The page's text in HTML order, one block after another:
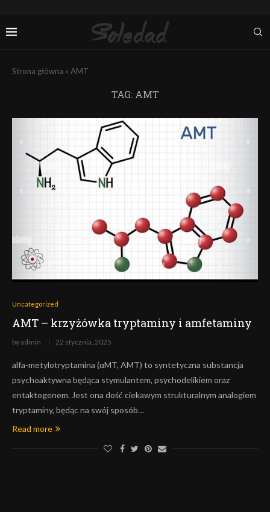
Strona główna » AMT
TAG: AMT
Uncategorized
AMT – krzyżówka tryptaminy i amfetaminy
byadmin 22 stycznia, 2025
alfa-metylotryptamina (αMT, AMT) to syntetyczna substancja
psychoaktywna będąca stymulantem, psychodelikiem oraz
entaktogenem. Jest ona dość ciekawym strukturalnym analogiem
tryptaminy, będąc na swój sposób…
Read more